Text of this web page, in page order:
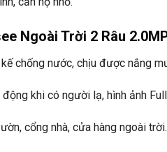
Ngoài Trời 2 Râu
chống nước, chịu được nắng
động khi có người lạ, hình ảnh
cổng nhà, cửa hàng ngoài trời.